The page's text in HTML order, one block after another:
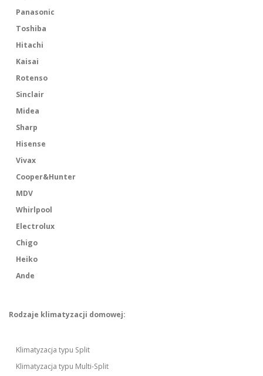
Panasonic
Toshiba
Hitachi
Kaisai
Rotenso
Sinclair
Midea
Sharp
Hisense
Vivax
Cooper&Hunter
MDV
Whirlpool
Electrolux
Chigo
Heiko
Ande
Rodzaje klimatyzacji domowej:
Klimatyzacja typu Split
Klimatyzacja typu Multi-Split